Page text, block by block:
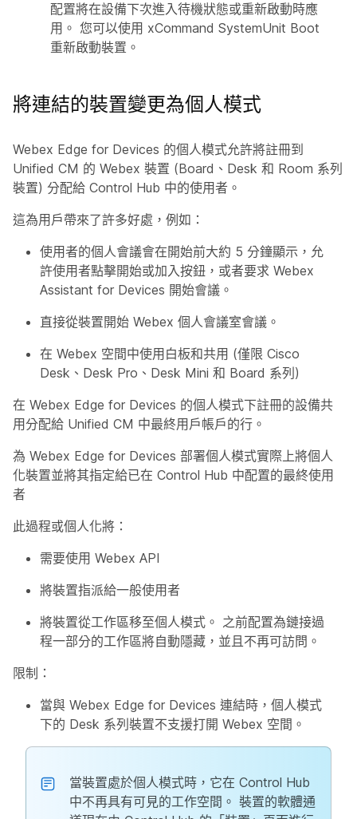
配置將在設備下次進入待機狀態或重新啟動時應
用。 您可以使用 xCommand SystemUnit Boot
重新啟動裝置。
將連結的裝置變更為個人模式
Webex Edge for Devices 的個人模式允許將註冊到
Unified CM 的 Webex 裝置 (Board、Desk 和 Room 系列
裝置) 分配給 Control Hub 中的使用者。
這為用戶帶來了許多好處，例如：
使用者的個人會議會在開始前大約 5 分鐘顯示，允
許使用者點擊開始或加入按鈕，或者要求 Webex
Assistant for Devices 開始會議。
直接從裝置開始 Webex 個人會議室會議。
在 Webex 空間中使用白板和共用 (僅限 Cisco
Desk、Desk Pro、Desk Mini 和 Board 系列)
在 Webex Edge for Devices 的個人模式下註冊的設備共
用分配給 Unified CM 中最終用戶帳戶的行。
為 Webex Edge for Devices 部署個人模式實際上將個人
化裝置並將其指定給已在 Control Hub 中配置的最終使用
者
此過程或個人化將：
需要使用 Webex API
將裝置指派給一般使用者
將裝置從工作區移至個人模式。 之前配置為鏈接過
程一部分的工作區將自動隱藏，並且不再可訪問。
限制：
當與 Webex Edge for Devices 連結時，個人模式
下的 Desk 系列裝置不支援打開 Webex 空間。
當裝置處於個人模式時，它在 Control Hub
中不再具有可見的工作空間。 裝置的軟體通